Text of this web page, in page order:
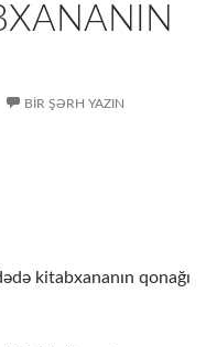
BIR ŞƏRH YAZIN
kitabxananın qonağı